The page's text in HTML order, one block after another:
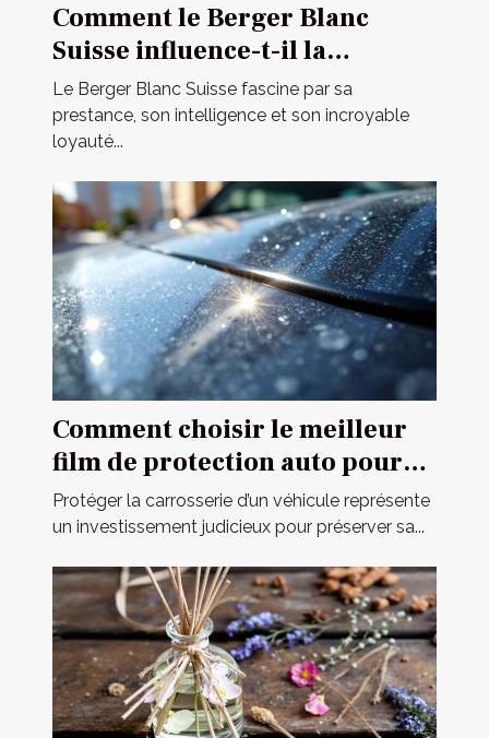
Comment le Berger Blanc
Suisse influence-t-il la
dynamique familiale ?
Le Berger Blanc Suisse fascine par sa
prestance, son intelligence et son incroyable
loyauté...
Comment choisir le meilleur
film de protection auto pour
votre véhicule ?
Protéger la carrosserie d’un véhicule représente
un investissement judicieux pour préserver sa...